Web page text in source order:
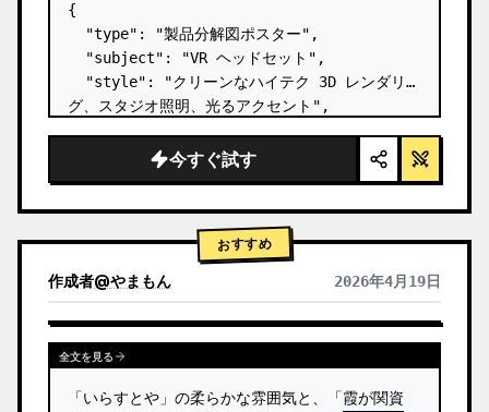
{
  "type": "製品分解図ポスター",
  "subject": "VR ヘッドセット",
  "style": "クリーンなハイテク 3D レンダリン
グ、スタジオ照明、光るアクセント",
のグラデーション ",
  "header": {
name\" default=\"…
今すぐ試す
おすすめ
作成者@やまもん 2026年4月19日
他のモデルの結果を表示
全文を見る
「いらすとや」の柔らかな雰囲気と、「霞が関資